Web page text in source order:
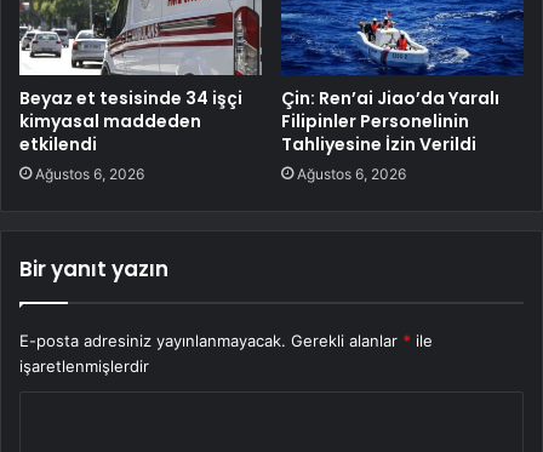
Beyaz et tesisinde 34 işçi
kimyasal maddeden
etkilendi
Ağustos 6, 2026
Çin: Ren’ai Jiao’da Yaralı
Filipinler Personelinin
Tahliyesine İzin Verildi
Ağustos 6, 2026
Bir yanıt yazın
E-posta adresiniz yayınlanmayacak. Gerekli alanlar * ile
işaretlenmişlerdir